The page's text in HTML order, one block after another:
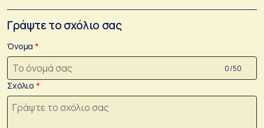
Γράψτε το σχόλιο σας
Όνομα
0 /50
Σχόλιο